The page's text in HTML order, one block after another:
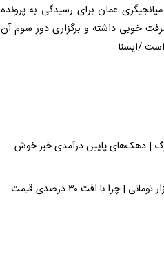
عمان برای رسیدگی به پرونده
خوبی داشته و برگزاری دور سوم آن
| دهک‌های پایین درآمدی خبر خوش
ماجرای جهش میلیونی قیمت گوشت ۴ هزار تومانی | چرا با افت ۳۰ درصدی قیمت